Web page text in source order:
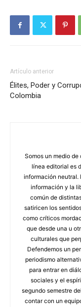
Artículo anterior
Élites, Poder y
Colombia
Somos un medio
línea editorial es
información neutral.
información y la
común de
satiricen los
como críticos
que desde una u
culturales que
Defendemos un
periodismo
para entrar en
sociales y el
segundo semestre
contar con un